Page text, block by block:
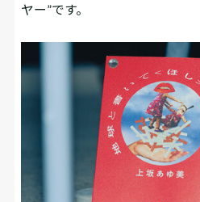
ヤー”です。